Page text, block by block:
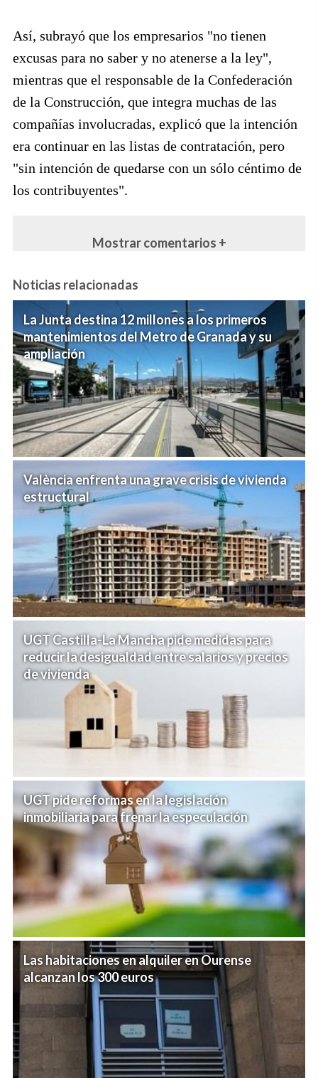
Así, subrayó que los empresarios "no tienen
excusas para no saber y no atenerse a la ley",
mientras que el responsable de la Confederación
de la Construcción, que integra muchas de las
compañías involucradas, explicó que la intención
era continuar en las listas de contratación, pero
"sin intención de quedarse con un sólo céntimo de
los contribuyentes".
Mostrar comentarios +
Noticias relacionadas
La Junta destina 12 millones a los primeros
mantenimientos del Metro de Granada y su
ampliación
València enfrenta una grave crisis de vivienda
estructural
UGT Castilla-La Mancha pide medidas para
reducir la desigualdad entre salarios y precios
de vivienda
UGT pide reformas en la legislación
inmobiliaria para frenar la especulación
Las habitaciones en alquiler en Ourense
alcanzan los 300 euros